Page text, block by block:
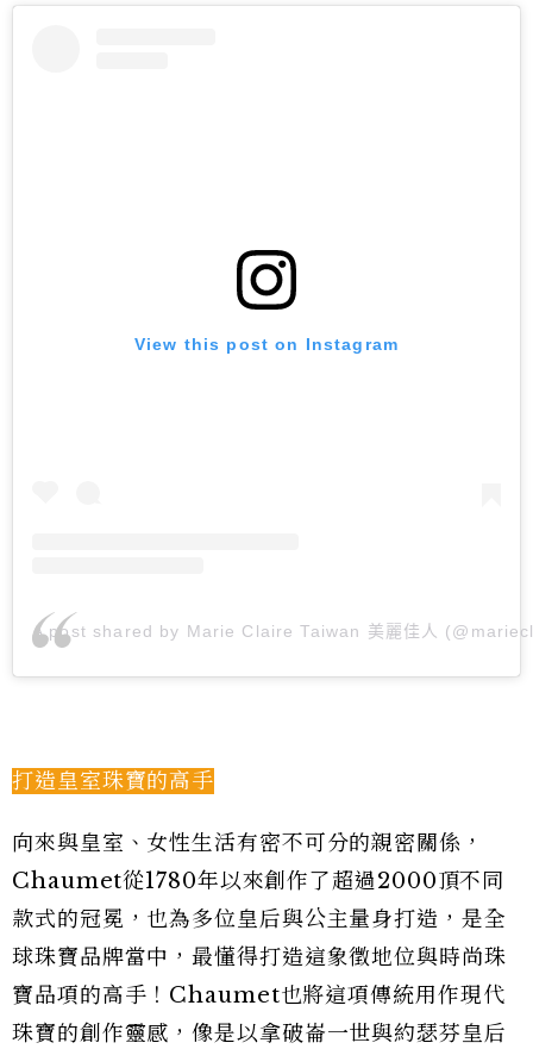
View this post on Instagram
A post shared by Marie Claire Taiwan 美麗佳人
打造皇室珠寶的高手
向來與皇室、女性生活有密不可分的親密關係，
Chaumet從1780年以來創作了超過2000頂不同
款式的冠冕，也為多位皇后與公主量身打造，是全
球珠寶品牌當中，最懂得打造這象徵地位與時尚珠
寶品項的高手！Chaumet也將這項傳統用作現代
珠寶的創作靈感，像是以拿破崙一世與約瑟芬皇后